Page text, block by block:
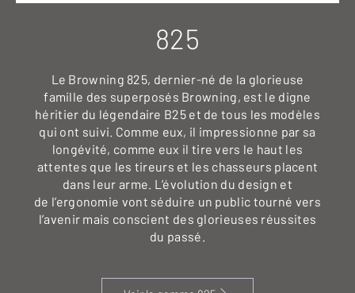
825
Le Browning 825, dernier-né de la glorieuse
famille des superposés Browning, est le digne
héritier du légendaire B25 et de tous les modèles
qui ont suivi. Comme eux, il impressionne par sa
longévité, comme eux il tire vers le haut les
attentes que les tireurs et les chasseurs placent
dans leur arme. L’évolution du design et
de l’ergonomie vont séduire un public tourné vers
l’avenir mais conscient des glorieuses réussites
du passé.